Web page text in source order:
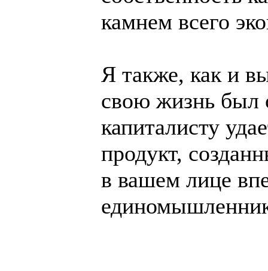
камнем всего
Я также, как и
свою жизнь был
капиталисту
продукт,
в вашем лице